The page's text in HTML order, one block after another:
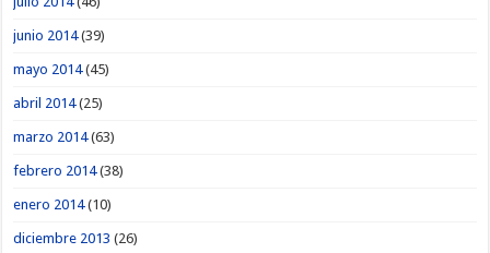
junio 2014(39)
mayo 2014(45)
abril 2014(25)
marzo 2014(63)
febrero 2014(38)
enero 2014(10)
diciembre 2013 (26)